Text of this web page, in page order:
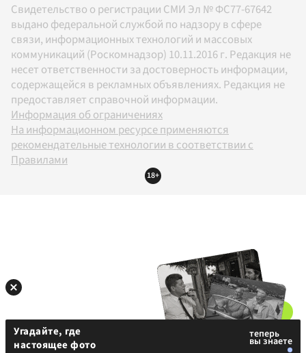
Свидетельство о регистрации СМИ Эл № ФС77-67642
выдано федеральной службой по надзору в сфере
связи, информационных технологий и массовых
коммуникаций (Роскомнадзор) 10.11.2016 г. Редакция не
несет ответственности за достоверность информации,
содержащейся в рекламных объявлениях. Редакция не
предоставляет справочной информации.
Информация об ограничениях
На информационном ресурсе применяются
рекомендательные технологии в соответствии с
Правилами
18+
Угадайте, где
настоящее фото